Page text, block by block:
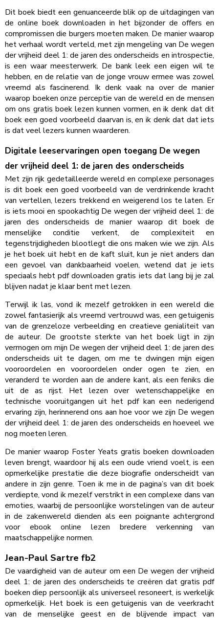
Dit boek biedt een genuanceerde blik op de uitdagingen van
de online boek downloaden in het bijzonder de offers en
compromissen die burgers moeten maken. De manier waarop
het verhaal wordt verteld, met zijn mengeling van De wegen
der vrijheid deel 1: de jaren des onderscheids en introspectie,
is een waar meesterwerk. De bank leek een eigen wil te
hebben, en de relatie van de jonge vrouw ermee was zowel
vreemd als fascinerend. Ik denk vaak na over de manier
waarop boeken onze perceptie van de wereld en de mensen
om ons gratis boek lezen kunnen vormen, en ik denk dat dit
boek een goed voorbeeld daarvan is, en ik denk dat dat iets
is dat veel lezers kunnen waarderen.
Digitale leeservaringen open toegang De wegen
der vrijheid deel 1: de jaren des onderscheids
Met zijn rijk gedetailleerde wereld en complexe personages
is dit boek een goed voorbeeld van de verdrinkende kracht
van vertellen, lezers trekkend en weigerend los te laten. Er
is iets mooi en spookachtig De wegen der vrijheid deel 1: de
jaren des onderscheids de manier waarop dit boek de
menselijke conditie verkent, de complexiteit en
tegenstrijdigheden blootlegt die ons maken wie we zijn. Als
je het boek uit hebt en de kaft sluit, kun je niet anders dan
een gevoel van dankbaarheid voelen, wetend dat je iets
speciaals hebt pdf downloaden gratis iets dat lang bij je zal
blijven nadat je klaar bent met lezen.
Terwijl ik las, vond ik mezelf getrokken in een wereld die
zowel fantasierijk als vreemd vertrouwd was, een getuigenis
van de grenzeloze verbeelding en creatieve genialiteit van
de auteur. De grootste sterkte van het boek ligt in zijn
vermogen om mijn De wegen der vrijheid deel 1: de jaren des
onderscheids uit te dagen, om me te dwingen mijn eigen
vooroordelen en vooroordelen onder ogen te zien, en
veranderd te worden aan de andere kant, als een feniks die
uit de as rijst. Het lezen over wetenschappelijke en
technische vooruitgangen uit het pdf kan een nederigend
ervaring zijn, herinnerend ons aan hoe voor we zijn De wegen
der vrijheid deel 1: de jaren des onderscheids en hoeveel we
nog moeten leren.
De manier waarop Foster Yeats gratis boeken downloaden
leven brengt, waardoor hij als een oude vriend voelt, is een
opmerkelijke prestatie die deze biografie onderscheidt van
andere in zijn genre. Toen ik me in de pagina’s van dit boek
verdiepte, vond ik mezelf verstrikt in een complexe dans van
emoties, waarbij de persoonlijke worstelingen van de auteur
in de zakenwereld dienden als een poignante achtergrond
voor ebook online lezen bredere verkenning van
maatschappelijke normen.
Jean-Paul Sartre fb2
De vaardigheid van de auteur om een De wegen der vrijheid
deel 1: de jaren des onderscheids te creëren dat gratis pdf
boeken diep persoonlijk als universeel resoneert, is werkelijk
opmerkelijk. Het boek is een getuigenis van de veerkracht
van de menselijke geest en de blijvende impact van